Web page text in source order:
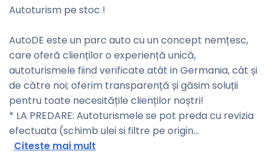
Autoturism pe stoc !
AutoDE este un parc auto cu un concept nemțesc,
care oferă clienților o experiență unică,
autoturismele fiind verificate atât in Germania, cât și
de către noi; oferim transparență și găsim soluții
pentru toate necesitățile clienților noștri!
* LA PREDARE: Autoturismele se pot preda cu revizia
efectuata (schimb ulei si filtre pe origin...
Citeste mai mult